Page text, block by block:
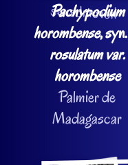
Pachypodium
horombense, syn.
rosulatum var.
horombense
Palmier de
Madagascar